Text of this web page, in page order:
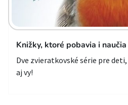
Knižky, ktoré pobavia i naučia
Dve zvieratkovské série pre
aj vy!